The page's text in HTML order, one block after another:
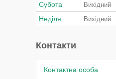
Субота Вихідний
Неділя Вихідний
Контакти